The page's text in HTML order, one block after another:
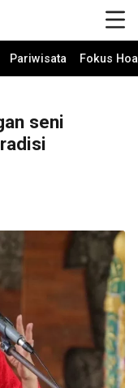
Pariwisata Fokus
seni